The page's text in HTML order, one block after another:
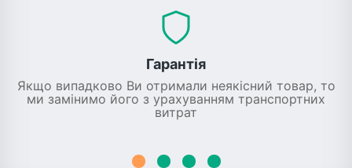
Гарантія
Якщо випадково Ви отримали неякісний товар, то
ми замінимо його з урахуванням транспортних
витрат